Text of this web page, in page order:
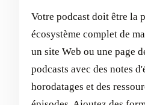
Votre podcast doit être la
écosystème complet de
un site Web ou une page
podcasts avec des notes
horodatages et des